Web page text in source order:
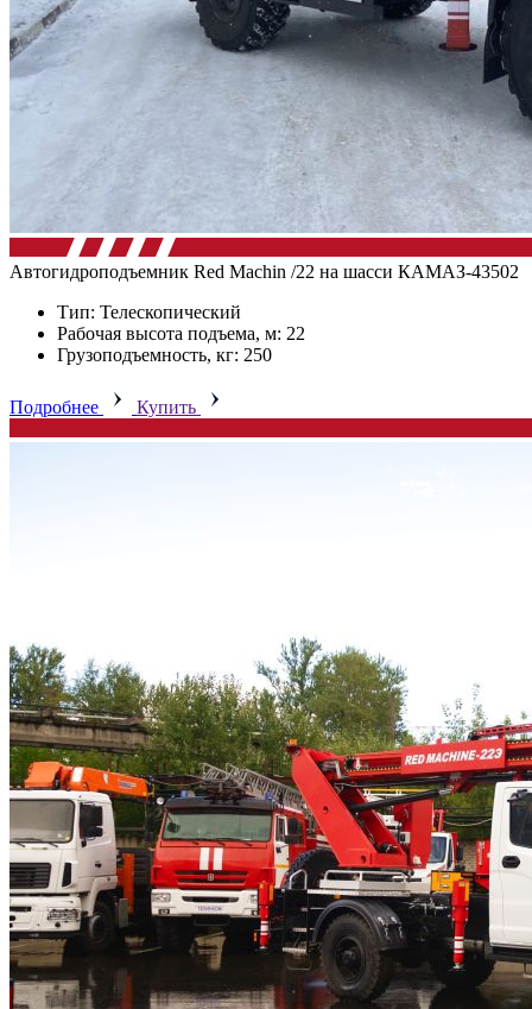
Автогидроподъемник Red Machin /22 на шасси КАМАЗ-43502
Тип: Телескопический
Рабочая высота подъема, м: 22
Грузоподъемность, кг: 250
Подробнее Купить